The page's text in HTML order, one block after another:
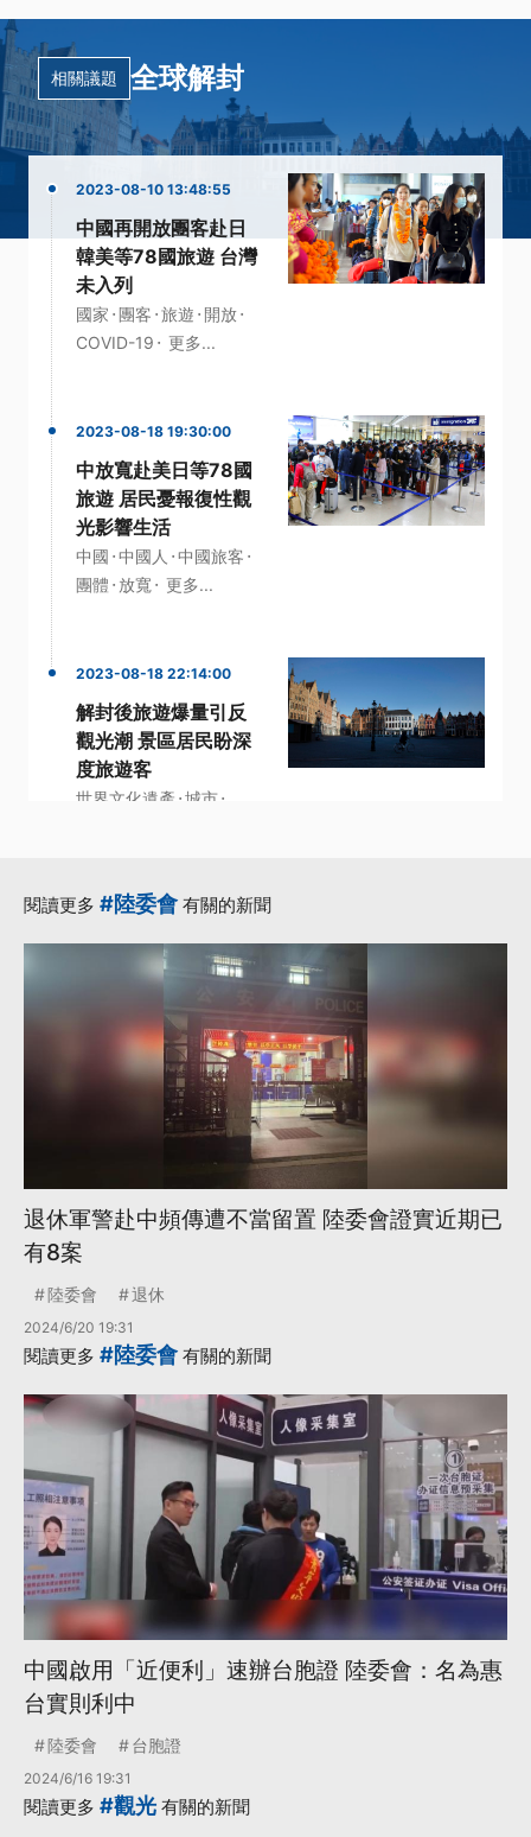
相關議題 全球解封
2023-08-10 13:48:55
中國再開放團客赴日
韓美等78國旅遊 台灣
未入列
國家 ·團客 ·旅遊 · 開放·
COVID-19 · 更多...
2023-08-18 19:30:00
中放寬赴美日等78國
旅遊 居民憂報復性觀
光影響生活
中國 ·中國人 ·中國旅客 ·
團體 · 放寬 · 更多...
2023-08-18 22:14:00
解封後旅遊爆量引反
觀光潮 景區居民盼深
度旅遊客
世界文化遺產 ·城市·
閱讀更多 #陸委會 有關的新聞
退休軍警赴中頻傳遭不當留置 陸委會證實近期已
有8案
陸委會 退休
2024/6/20 19:31
閱讀更多 #陸委會 有關的新聞
中國啟用「近便利」速辦台胞證 陸委會：名為惠
台實則利中
陸委會 台胞證
2024/6/16 19:31
閱讀更多 #觀光 有關的新聞